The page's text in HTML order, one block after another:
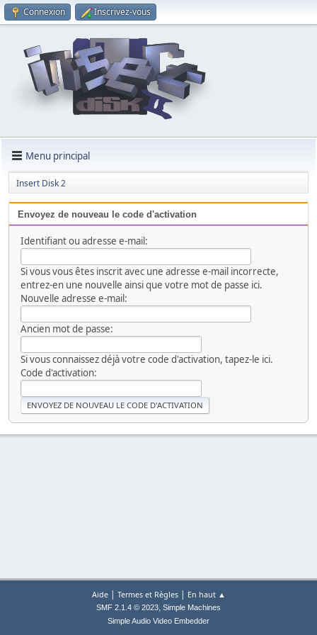
Connexion Inscrivez-vous
Menu principal
Insert Disk 2
Envoyez de nouveau le code d'activation
Identifiant ou adresse e-mail:
Si vous vous êtes inscrit avec une adresse e-mail incorrecte,
entrez-en une nouvelle ainsi que votre mot de passe ici.
Nouvelle adresse e-mail:
Ancien mot de passe:
Si vous connaissez déjà votre code d'activation, tapez-le ici.
Code d'activation:
Aide| Termes et Règles| En haut ▲
SMF 2.1.4 © 2023, Simple Machines
Simple Audio Video Embedder